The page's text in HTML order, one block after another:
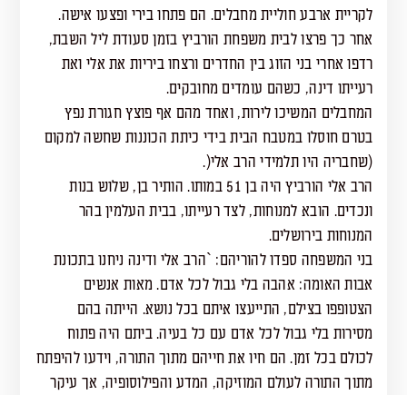
לקריית ארבע חוליית מחבלים. הם פתחו בירי ופצעו אישה.
אחר כך פרצו לבית משפחת הורביץ בזמן סעודת ליל השבת,
רדפו אחרי בני הזוג בין החדרים ורצחו ביריות את אלי ואת
רעייתו דינה, כשהם עומדים מחובקים.
המחבלים המשיכו לירות, ואחד מהם אף פוצץ חגורת נפץ
בטרם חוסלו במטבח הבית בידי כיתת הכוננות שחשה למקום
(שחבריה היו תלמידי הרב אלי(.
הרב אלי הורביץ היה בן 51 במותו. הותיר בן, שלוש בנות
ונכדים. הובא למנוחות, לצד רעייתו, בבית העלמין בהר
המנוחות בירושלים.
בני המשפחה ספדו להוריהם: `הרב אלי ודינה ניחנו בתכונת
אבות האומה: אהבה בלי גבול לכל אדם. מאות אנשים
הצטופפו בצילם, התייעצו איתם בכל נושא. הייתה בהם
מסירות בלי גבול לכל אדם עם כל בעיה. ביתם היה פתוח
לכולם בכל זמן. הם חיו את חייהם מתוך התורה, וידעו להיפתח
מתוך התורה לעולם המוזיקה, המדע והפילוסופיה, אך עיקר